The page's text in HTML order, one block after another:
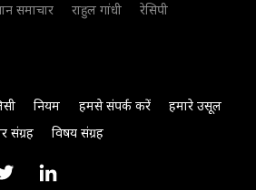
समाचार राहुल गांधी
रेसिपी
नियम हमसे संपर्क करें
हमारे उसूल
संग्रह विषय संग्रह